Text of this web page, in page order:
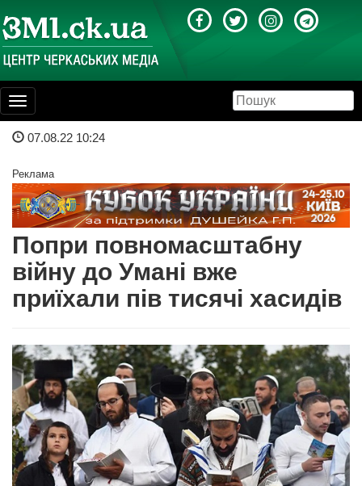
Toggle
navigation
07.08.22 10:24
Реклама
Попри повномасштабну
війну до Умані вже
приїхали пів тисячі хасидів